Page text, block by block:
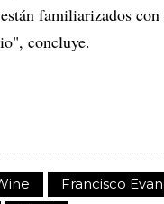
familiarizados
concluye.
Francisco